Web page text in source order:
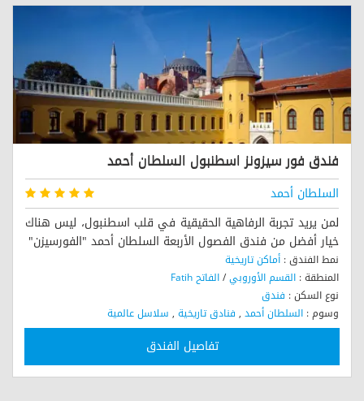
فندق فور سيزونز اسطنبول السلطان أحمد
السلطان أحمد
لمن يريد تجربة الرفاهية الحقيقية في قلب اسطنبول، ليس هناك
خيار أفضل من فندق الفصول الأربعة السلطان أحمد "الفورسيزن"
نمط الفندق : أماكن تاريخية
المنطقة : القسم الأوروبي/الفاتح Fatih
نوع السكن : فندق
وسوم : السلطان أحمد , فنادق تاريخية , سلاسل عالمية
تفاصيل الفندق